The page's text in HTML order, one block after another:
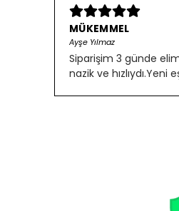
MÜKEMMEL
Ayşe Yılmaz
Siparişim 3 günde
nazik ve hızlıydı.Yeni